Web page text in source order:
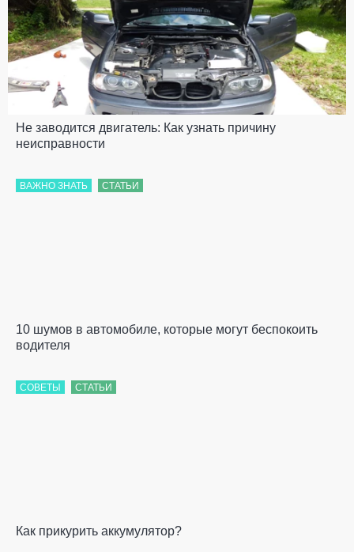
Не заводится двигатель: Как узнать причину
неисправности
ВАЖНО ЗНАТЬ СТАТЬИ
10 шумов в автомобиле, которые могут беспокоить
водителя
СОВЕТЫ СТАТЬИ
Как прикурить аккумулятор?